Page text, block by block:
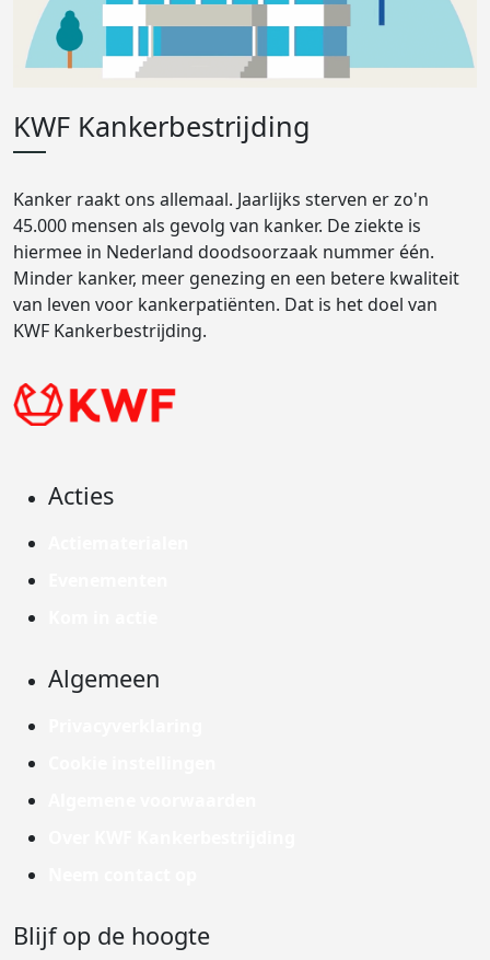
KWF Kankerbestrijding
Kanker raakt ons allemaal. Jaarlijks sterven er zo'n
45.000 mensen als gevolg van kanker. De ziekte is
hiermee in Nederland doodsoorzaak nummer één.
Minder kanker, meer genezing en een betere kwaliteit
van leven voor kankerpatiënten. Dat is het doel van
KWF Kankerbestrijding.
Acties
Algemeen
Blijf op de hoogte